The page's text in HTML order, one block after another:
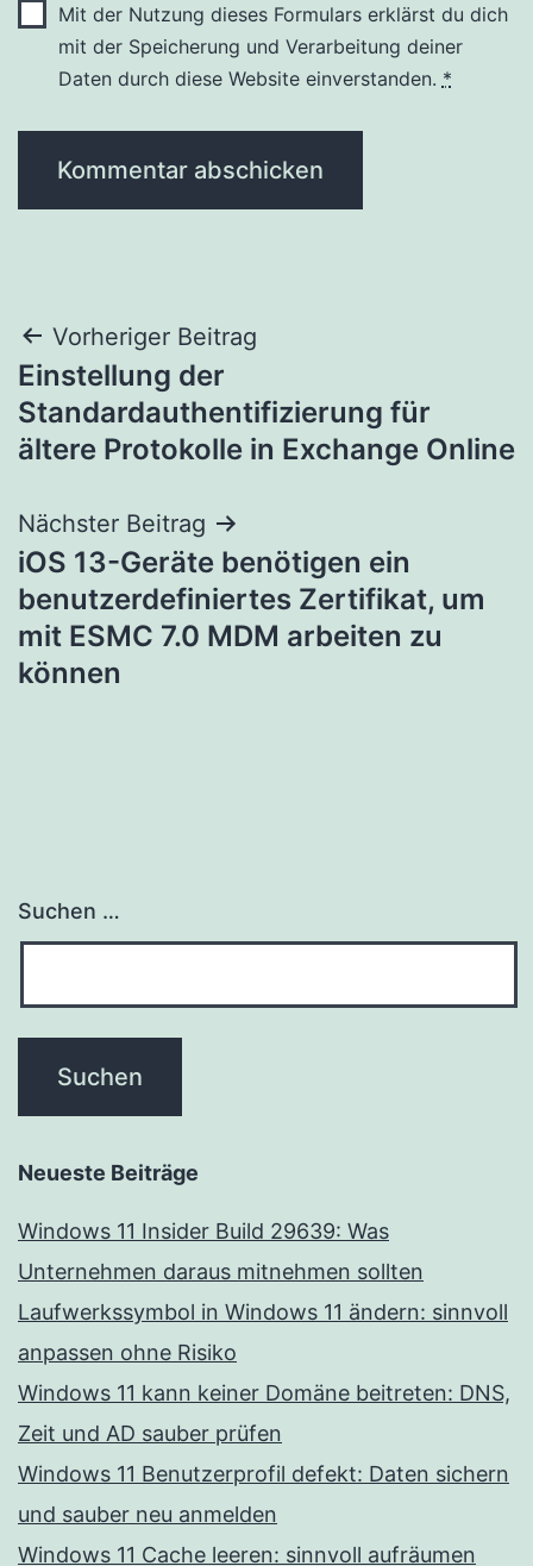
Mit der Nutzung dieses Formulars erklärst du dich
mit der Speicherung und Verarbeitung deiner
Daten durch diese Website einverstanden. *
Beitragsnavigation
Vorheriger Beitrag
Einstellung der
Standardauthentifizierung für
ältere Protokolle in Exchange Online
Nächster Beitrag
iOS 13-Geräte benötigen ein
benutzerdefiniertes Zertifikat, um
mit ESMC 7.0 MDM arbeiten zu
können
Suchen …
Neueste Beiträge
Windows 11 Insider Build 29639: Was
Unternehmen daraus mitnehmen sollten
Laufwerkssymbol in Windows 11 ändern: sinnvoll
anpassen ohne Risiko
Windows 11 kann keiner Domäne beitreten: DNS,
Zeit und AD sauber prüfen
Windows 11 Benutzerprofil defekt: Daten sichern
und sauber neu anmelden
Windows 11 Cache leeren: sinnvoll aufräumen